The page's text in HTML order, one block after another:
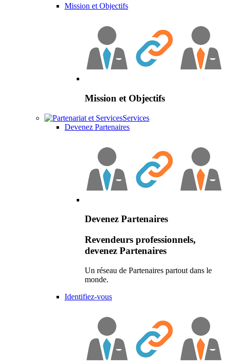
Mission et Objectifs
Mission et Objectifs
Services
Devenez Partenaires
Devenez Partenaires
Revendeurs professionnels,
devenez Partenaires
Un réseau de Partenaires partout dans le
monde.
Identifiez-vous